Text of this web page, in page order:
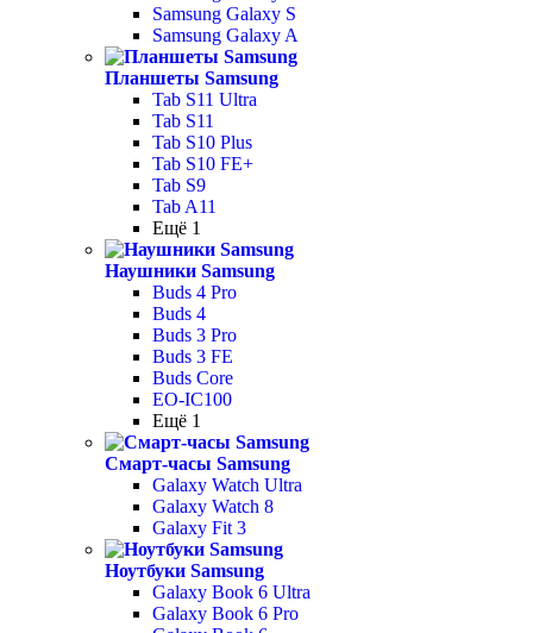
Samsung Galaxy S
Samsung Galaxy A
Планшеты Samsung
Tab S11 Ultra
Tab S11
Tab S10 Plus
Tab S10 FE+
Tab S9
Tab A11
Ещё 1
Наушники Samsung
Buds 4 Pro
Buds 4
Buds 3 Pro
Buds 3 FE
Buds Core
EO-IC100
Ещё 1
Смарт-часы Samsung
Galaxy Watch Ultra
Galaxy Watch 8
Galaxy Fit 3
Ноутбуки Samsung
Galaxy Book 6 Ultra
Galaxy Book 6 Pro